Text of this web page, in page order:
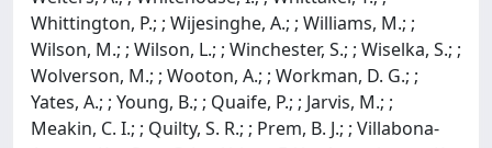
Whittington, P.; ; Wijesinghe, A.; ; Williams, M.; ;
Wilson, M.; ; Wilson, L.; ; Winchester, S.; ; Wiselka, S.; ;
Wolverson, M.; ; Wooton, A.; ; Workman, D. G.; ;
Yates, A.; ; Young, B.; ; Quaife, P.; ; Jarvis, M.; ;
Meakin, C. I.; ; Quilty, S. R.; ; Prem, B. J.; ; Villabona-